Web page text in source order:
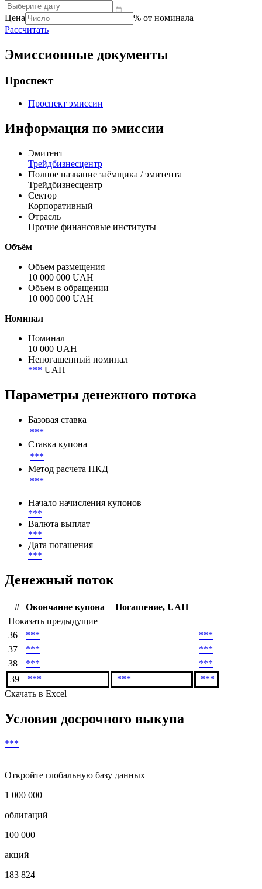
Цена
% от номинала
Рассчитать
Эмиссионные документы
Проспект
Проспект эмиссии
Информация по эмиссии
Эмитент
Трейдбизнесцентр
Полное название заёмщика / эмитента
Трейдбизнесцентр
Сектор
Корпоративный
Отрасль
Прочие финансовые институты
Объём
Объем размещения
10 000 000 UAH
Объем в обращении
10 000 000 UAH
Номинал
Номинал
10 000 UAH
Непогашенный номинал
*** UAH
Параметры денежного потока
Базовая ставка
***
Ставка купона
***
Метод расчета НКД
***
Начало начисления купонов
***
Валюта выплат
***
Дата погашения
***
Денежный поток
# Окончание купона
Погашение, UAH
Показать предыдущие
36
***
***
37
***
***
38
***
***
39
*** ***
***
Скачать в Excel
Условия досрочного выкупа
***
Откройте глобальную базу данных
1 000 000
облигаций
100 000
акций
183 824